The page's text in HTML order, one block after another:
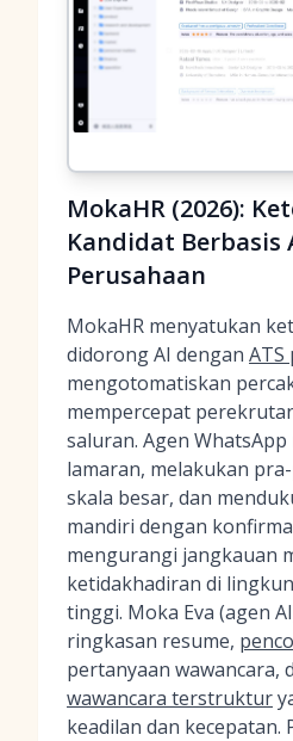
MokaHR (2026):
Kandidat Berbasis
Perusahaan
MokaHR menyatukan
didorong AI dengan ATS
mengotomatiskan
mempercepat
saluran. Agen
lamaran, melakukan
skala besar, dan
mandiri dengan
mengurangi jangkauan
ketidakhadiran di
tinggi. Moka Eva (agen
ringkasan resume,
pertanyaan wawancara,
wawancara terstruktur
keadilan dan kecepatan.